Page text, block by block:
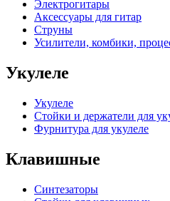
Электрогитары
Аксессуары для гитар
Струны
Усилители, комбики,
Укулеле
Укулеле
Стойки и держатели для
Фурнитура для укулеле
Клавишные
Синтезаторы